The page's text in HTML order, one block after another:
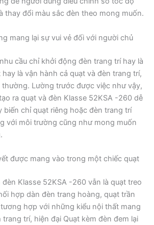
thay đổi màu sắc đèn theo mong muốn.
mang lại sự vui vẻ đối với người chủ
cầu chỉ khởi động đèn trang trí hay là
là vận hành cả quạt và đèn trang trí,
Lường trước được việc như vậy,
ra quạt và đèn Klasse 52KSA -260 dễ
biến chỉ quạt riêng hoặc đèn trang trí
với môi trường cũng như mong muốn
được mang vào trong một chiếc quạt
đèn Klasse 52KSA -260 vẫn là quạt treo
hợp dàn đèn trang hoàng, quạt trần
hợp với những kiểu nội thất mang
trang trí, hiện đại Quạt kèm đèn đem lại